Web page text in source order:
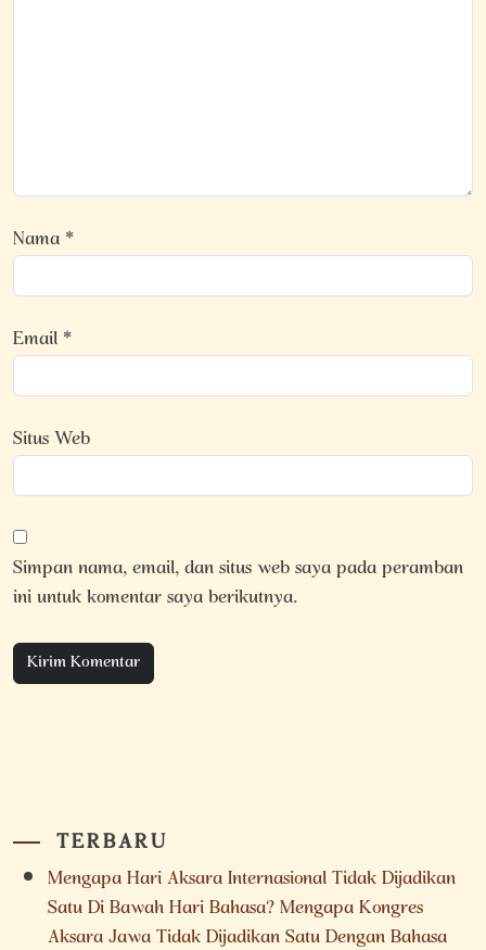
Nama*
Email*
Situs Web
Simpan nama, email, dan situs web saya pada peramban
ini untuk komentar saya berikutnya.
TERBARU
Mengapa Hari Aksara Internasional Tidak Dijadikan
Satu Di Bawah Hari Bahasa? Mengapa Kongres
Aksara Jawa Tidak Dijadikan Satu Dengan Bahasa